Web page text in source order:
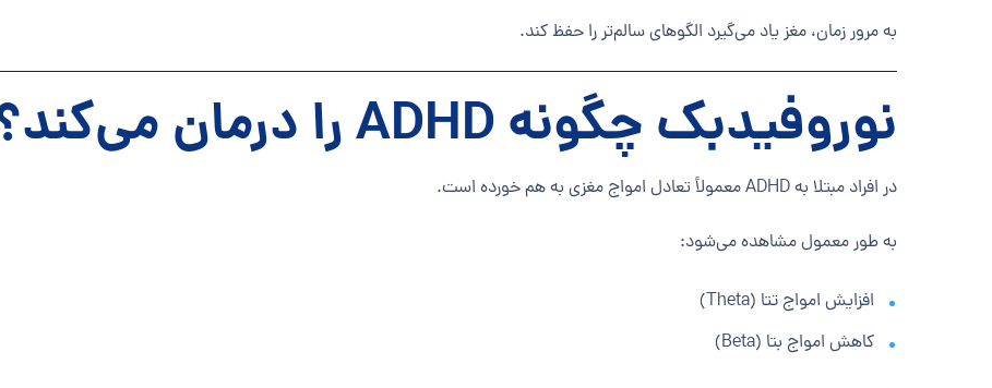
به مرور زمان، مغز یاد می‌گیرد الگوهای سالم‌تر را حفظ کند.
نوروفیدبک چگونه ADHD را درمان می‌کند؟
در افراد مبتلا به ADHD معمولاً تعادل امواج مغزی به هم خورده است.
به طور معمول مشاهده می‌شود:
افزایش امواج تتا (Theta)
کاهش امواج بتا (Beta)